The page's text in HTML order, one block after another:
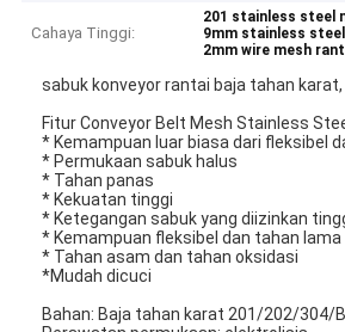
Cahaya Tinggi:
201 stainless steel
9mm stainless
2mm wire mesh
sabuk konveyor rantai baja tahan
Fitur Conveyor Belt Mesh Stainless
* Kemampuan luar biasa dari fleksibel
* Permukaan sabuk halus
* Tahan panas
* Kekuatan tinggi
* Ketegangan sabuk yang diizinkan
* Kemampuan fleksibel dan tahan lama
* Tahan asam dan tahan oksidasi
*Mudah dicuci
Bahan: Baja tahan karat 201/202/304/